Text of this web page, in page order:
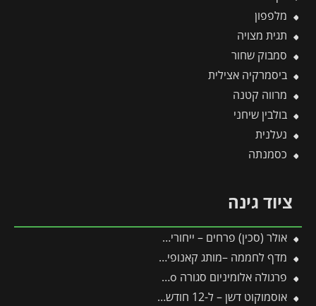
מלפפון
תגית מצויה
סמבוק שחור
ביסמרקיה אצילית
מרווה קטנה
בולבין שיחני
נעלנית
כסמנתה
ציוד גינה
אולר (סכין) פרחים – ייחורים, הרכבות ענפים צעירים
מדף לחממה –מותג קאנופיה 4 יח'
פרגולה אלומיניום סגורה SanRemo אפורה 3X4.4 קירוי שקוף מבית Canopia
אוסמוקוט דשן – ל-12 חודשים – 1 ק"ג